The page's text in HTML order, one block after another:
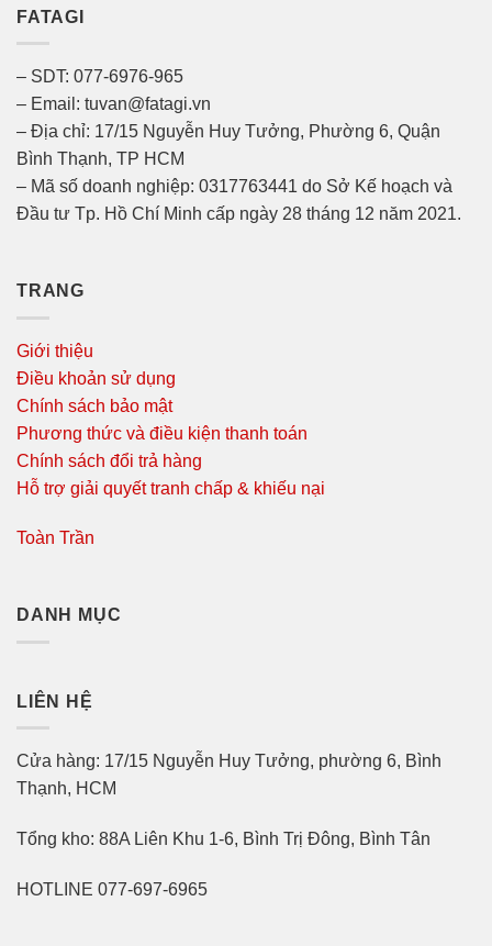
FATAGI
– SDT: 077-6976-965
– Email: tuvan@fatagi.vn
– Địa chỉ: 17/15 Nguyễn Huy Tưởng, Phường 6, Quận
Bình Thạnh, TP HCM
– Mã số doanh nghiệp: 0317763441 do Sở Kế hoạch và
Đầu tư Tp. Hồ Chí Minh cấp ngày 28 tháng 12 năm 2021.
TRANG
Giới thiệu
Điều khoản sử dụng
Chính sách bảo mật
Phương thức và điều kiện thanh toán
Chính sách đổi trả hàng
Hỗ trợ giải quyết tranh chấp & khiếu nại
Toàn Trần
DANH MỤC
LIÊN HỆ
Cửa hàng: 17/15 Nguyễn Huy Tưởng, phường 6, Bình
Thạnh, HCM
Tổng kho: 88A Liên Khu 1-6, Bình Trị Đông, Bình Tân
HOTLINE 077-697-6965